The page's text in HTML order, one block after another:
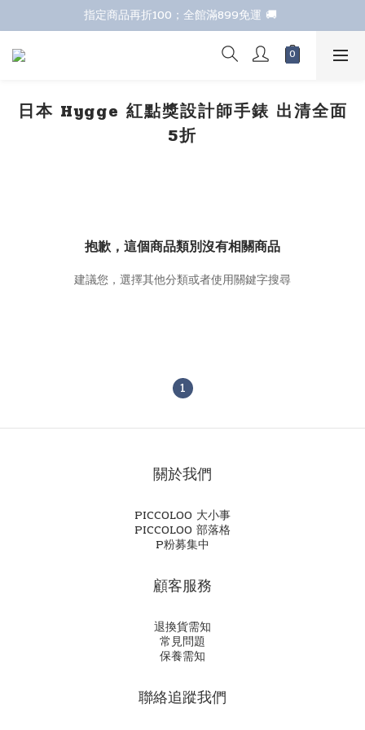
七夕甜甜送 全館88折
指定商品再折100；全館滿899免運 🚚
七夕甜甜送 全館88折
日本 Hygge 紅點獎設計師手錶 出清全面
5折
抱歉，這個商品類別沒有相關商品
建議您，選擇其他分類或者使用關鍵字搜尋
1
關於我們
PICCOLOO 大小事
PICCOLOO 部落格
P粉募集中
顧客服務
退換貨需知
常見問題
保養需知
聯絡追蹤我們